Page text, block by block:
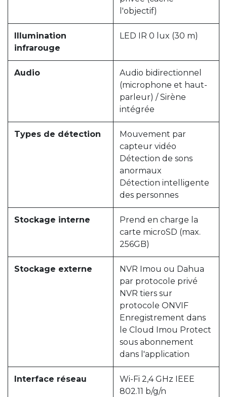
l'objectif)
Illumination
infrarouge
LED IR 0 lux (30 m)
Audio
Audio bidirectionnel
(microphone et haut-
parleur) / Sirène
intégrée
Types de détection
Mouvement par
capteur vidéo
Détection de sons
anormaux
Détection intelligente
des personnes
Stockage interne
Prend en charge la
carte microSD (max.
256GB)
Stockage externe
NVR Imou ou Dahua
par protocole privé
NVR tiers sur
protocole ONVIF
Enregistrement dans
le Cloud Imou Protect
sous abonnement
dans l'application
Interface réseau
Wi-Fi 2,4 GHz IEEE
802.11 b/g/n